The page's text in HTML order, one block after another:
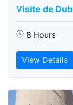
Visite de
8 Hours
View Details